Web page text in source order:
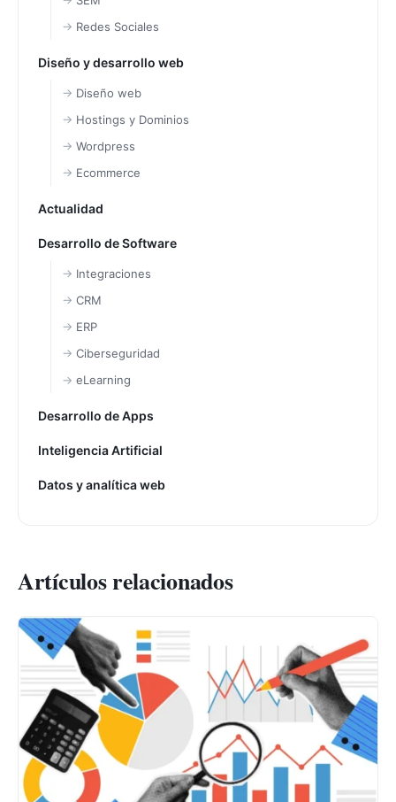
Redes Sociales
Diseño y desarrollo web
Diseño web
Hostings y Dominios
Wordpress
Ecommerce
Actualidad
Desarrollo de Software
Integraciones
CRM
ERP
Ciberseguridad
eLearning
Desarrollo de Apps
Inteligencia Artificial
Datos y analítica web
Artículos relacionados